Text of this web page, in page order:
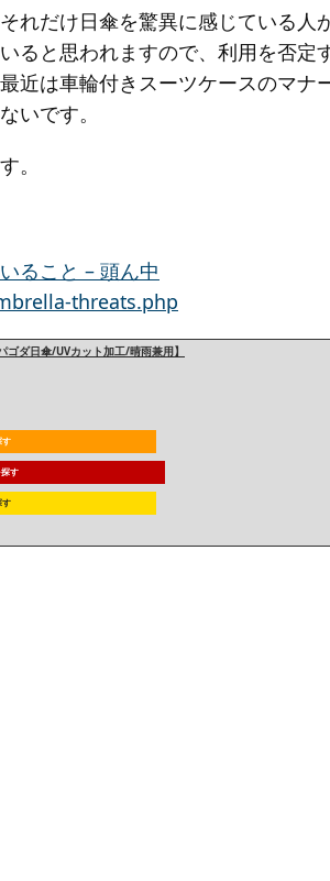
れだけ日傘を驚異に感じている人
ると思われますので、利用を否定
近は車輪付きスーツケースのマナ
いです。
。
ること – 頭ん中
threats.php
ダ日傘/UVカット加工/晴雨兼用】
す
す
す